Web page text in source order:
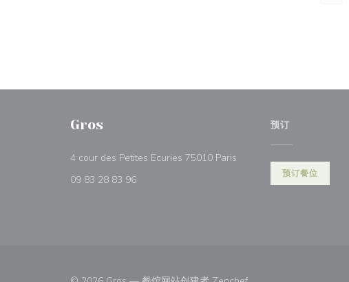
Gros
4 cour des Petites Ecuries 75010 Paris
09 83 28 83 96
预订
预订餐位